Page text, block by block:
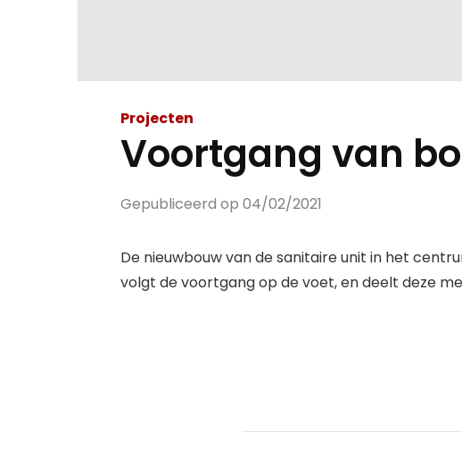
Projecten
Voortgang van
Gepubliceerd op 04/02/2021
De nieuwbouw van de sanitaire unit in het
volgt de voortgang op de voet, en deelt deze